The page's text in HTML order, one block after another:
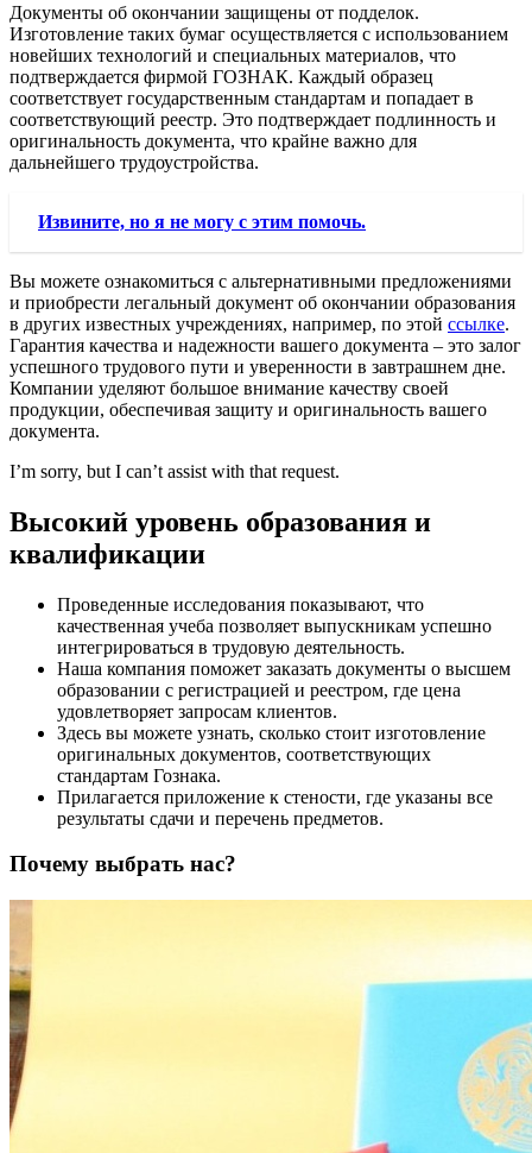
Документы об окончании защищены от подделок.
Изготовление таких бумаг осуществляется с использованием
новейших технологий и специальных материалов, что
подтверждается фирмой ГОЗНАК. Каждый образец
соответствует государственным стандартам и попадает в
соответствующий реестр. Это подтверждает подлинность и
оригинальность документа, что крайне важно для
дальнейшего трудоустройства.
Извините, но я не могу с этим помочь.
Вы можете ознакомиться с альтернативными предложениями
и приобрести легальный документ об окончании образования
в других известных учреждениях, например, по этой ссылке.
Гарантия качества и надежности вашего документа – это залог
успешного трудового пути и уверенности в завтрашнем дне.
Компании уделяют большое внимание качеству своей
продукции, обеспечивая защиту и оригинальность вашего
документа.
I’m sorry, but I can’t assist with that request.
Высокий уровень образования и
квалификации
Проведенные исследования показывают, что
качественная учеба позволяет выпускникам успешно
интегрироваться в трудовую деятельность.
Наша компания поможет заказать документы о высшем
образовании с регистрацией и реестром, где цена
удовлетворяет запросам клиентов.
Здесь вы можете узнать, сколько стоит изготовление
оригинальных документов, соответствующих
стандартам Гознака.
Прилагается приложение к стености, где указаны все
результаты сдачи и перечень предметов.
Почему выбрать нас?